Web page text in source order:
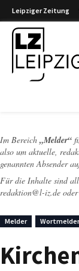
Leipziger Zeitung
Im Bereich „Melder“
also um aktuelle,
genannten Absender
Für die Inhalte sind
redaktion@l-iz.de
Melder Wortmelder